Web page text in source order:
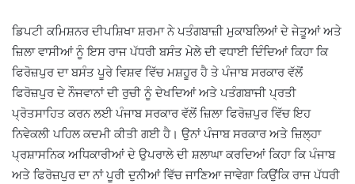
ਡਿਪਟੀ ਕਮਿਸ਼ਨਰ ਦੀਪਸ਼ਿਖਾ ਸ਼ਰਮਾ ਨੇ ਪਤੰਗਬਾਜ਼ੀ ਮੁਕਾਬਲਿਆਂ ਦੇ ਜੇਤੂਆਂ ਅਤੇ
ਜ਼ਿਲਾ ਵਾਸੀਆਂ ਨੂੰ ਇਸ ਰਾਜ ਪੱਧਰੀ ਬਸੰਤ ਮੇਲੇ ਦੀ ਵਧਾਈ ਦਿੰਦਿਆਂ ਕਿਹਾ ਕਿ
ਫਿਰੋਜ਼ਪੁਰ ਦਾ ਬਸੰਤ ਪੂਰੇ ਵਿਸ਼ਵ ਵਿੱਚ ਮਸ਼ਹੂਰ ਹੈ ਤੇ ਪੰਜਾਬ ਸਰਕਾਰ ਵੱਲੋਂ
ਫਿਰੋਜ਼ਪੁਰ ਦੇ ਨੌਜਵਾਨਾਂ ਦੀ ਰੁਚੀ ਨੂੰ ਦੇਖਦਿਆਂ ਅਤੇ ਪਤੰਗਬਾਜੀ ਪ੍ਰਤੀ
ਪ੍ਰੋਤਸਾਹਿਤ ਕਰਨ ਲਈ ਪੰਜਾਬ ਸਰਕਾਰ ਵੱਲੋਂ ਜ਼ਿਲਾ ਫਿਰੋਜ਼ਪੁਰ ਵਿੱਚ ਇਹ
ਨਿਵੇਕਲੀ ਪਹਿਲ ਕਦਮੀ ਕੀਤੀ ਗਈ ਹੈ। ਉਨਾਂ ਪੰਜਾਬ ਸਰਕਾਰ ਅਤੇ ਜ਼ਿਲ੍ਹਾ
ਪ੍ਰਸ਼ਾਸਨਿਕ ਅਧਿਕਾਰੀਆਂ ਦੇ ਉਪਰਾਲੇ ਦੀ ਸ਼ਲਾਘਾ ਕਰਦਿਆਂ ਕਿਹਾ ਕਿ ਪੰਜਾਬ
ਅਤੇ ਫਿਰੋਜ਼ਪੁਰ ਦਾ ਨਾਂ ਪੂਰੀ ਦੁਨੀਆਂ ਵਿੱਚ ਜਾਣਿਆ ਜਾਵੇਗਾ ਕਿਉਂਕਿ ਰਾਜ ਪੱਧਰੀ